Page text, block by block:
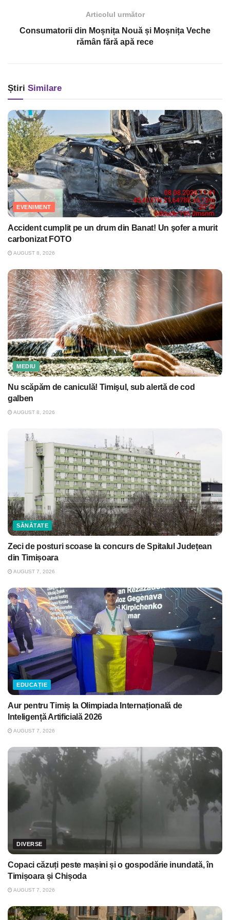
Articolul următor
Consumatorii din Moșnița Nouă și Moșnița Veche
rămân fără apă rece
Știri Similare
EVENIMENT
Accident cumplit pe un drum din Banat! Un şofer a murit
carbonizat FOTO
AUGUST 8, 2026
MEDIU
Nu scăpăm de caniculă! Timişul, sub alertă de cod
galben
AUGUST 8, 2026
SĂNĂTATE
Zeci de posturi scoase la concurs de Spitalul Județean
din Timișoara
AUGUST 7, 2026
EDUCAȚIE
Aur pentru Timiș la Olimpiada Internațională de
Inteligență Artificială 2026
AUGUST 7, 2026
DIVERSE
Copaci căzuți peste mașini și o gospodărie inundată, în
Timișoara și Chișoda
AUGUST 7, 2026